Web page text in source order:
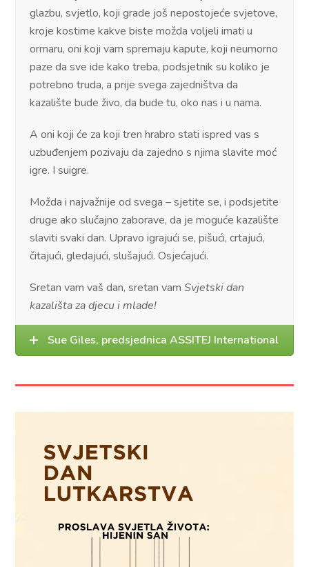
glazbu, svjetlo, koji grade još nepostojeće svjetove,
kroje kostime kakve biste možda voljeli imati u
ormaru, oni koji vam spremaju kapute, koji neumorno
paze da sve ide kako treba, podsjetnik su koliko je
potrebno truda, a prije svega zajedništva da
kazalište bude živo, da bude tu, oko nas i u nama.
A oni koji će za koji tren hrabro stati ispred vas s
uzbuđenjem pozivaju da zajedno s njima slavite moć
igre. I suigre.
Možda i najvažnije od svega – sjetite se, i podsjetite
druge ako slučajno zaborave, da je moguće kazalište
slaviti svaki dan. Upravo igrajući se, pišući, crtajući,
čitajući, gledajući, slušajući. Osjećajući.
Sretan vam vaš dan, sretan vamSvjetski dan
kazališta za djecu i mlade!
Sue Giles, predsjednica ASSITEJ International